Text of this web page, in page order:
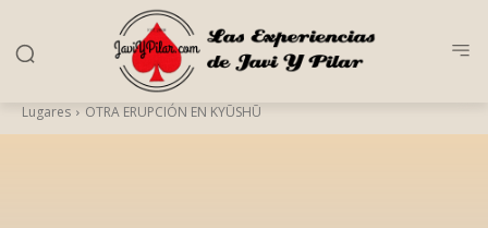
Lugares OTRA ERUPCIÓN EN KYŪSHŪ